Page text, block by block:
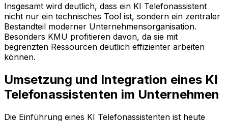
Insgesamt wird deutlich, dass ein KI Telefonassistent
nicht nur ein technisches Tool ist, sondern ein zentraler
Bestandteil moderner Unternehmensorganisation.
Besonders KMU profitieren davon, da sie mit
begrenzten Ressourcen deutlich effizienter arbeiten
können.
Umsetzung und Integration eines KI
Telefonassistenten im Unternehmen
Die Einführung eines KI Telefonassistenten ist heute